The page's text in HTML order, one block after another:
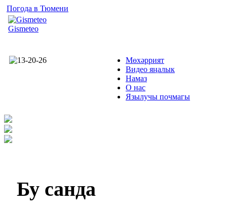
Погода в Тюмени
Gismeteo
Мөхәррият
Видео яңалык
Намаз
О нас
Язылучы почмагы
Бу санда